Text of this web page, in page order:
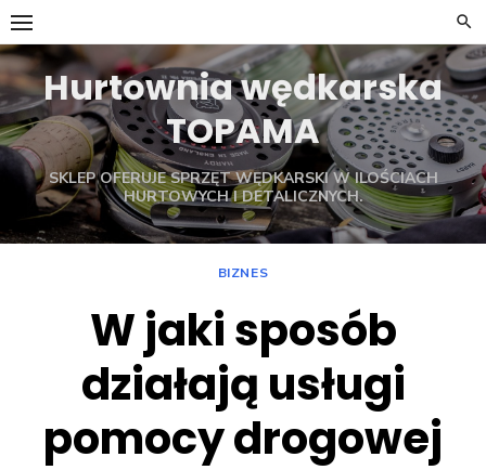
Skip
to
contentHurtownia wędkarska
TOPAMA
SKLEP OFERUJE SPRZĘT WĘDKARSKI W ILOŚCIACH
HURTOWYCH I DETALICZNYCH.
BIZNES
W jaki sposób
działają usługi
pomocy drogowej